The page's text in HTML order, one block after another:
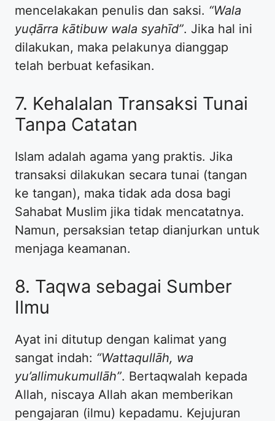
mencelakakan penulis dan saksi. “Wala
yuḍārra kātibuw wala syahīd”. Jika hal ini
dilakukan, maka pelakunya dianggap
telah berbuat kefasikan.
7. Kehalalan Transaksi Tunai
Tanpa Catatan
Islam adalah agama yang praktis. Jika
transaksi dilakukan secara tunai (tangan
ke tangan), maka tidak ada dosa bagi
Sahabat Muslim jika tidak mencatatnya.
Namun, persaksian tetap dianjurkan untuk
menjaga keamanan.
8. Taqwa sebagai Sumber
Ilmu
Ayat ini ditutup dengan kalimat yang
sangat indah: “Wattaqullāh, wa
yu’allimukumullāh”. Bertaqwalah kepada
Allah, niscaya Allah akan memberikan
pengajaran (ilmu) kepadamu. Kejujuran